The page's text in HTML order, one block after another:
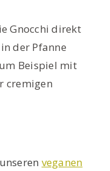
Gnocchi direkt
der Pfanne
Beispiel mit
cremigen
veganen